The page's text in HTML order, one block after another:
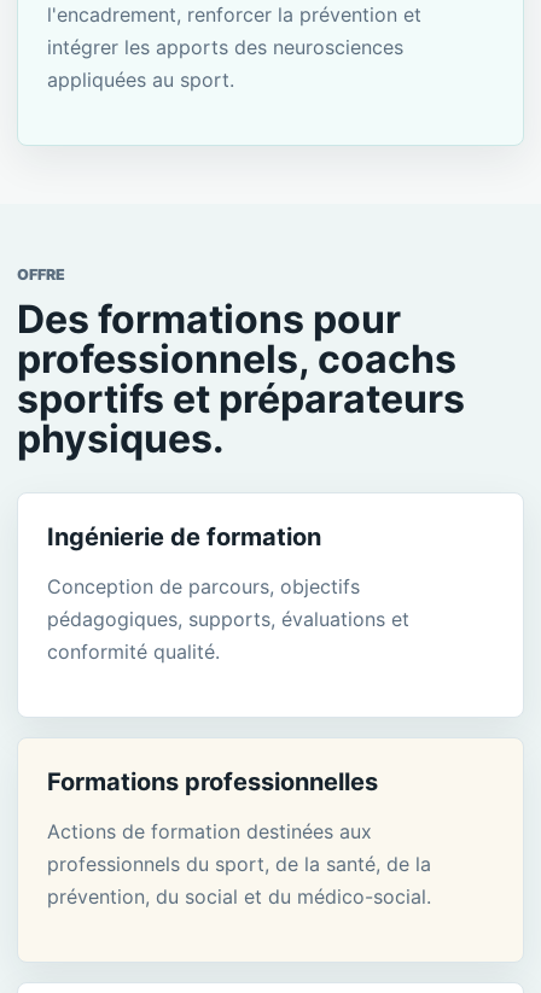
l'encadrement, renforcer la prévention et
intégrer les apports des neurosciences
appliquées au sport.
OFFRE
Des formations pour
professionnels, coachs
sportifs et préparateurs
physiques.
Ingénierie de formation
Conception de parcours, objectifs
pédagogiques, supports, évaluations et
conformité qualité.
Formations professionnelles
Actions de formation destinées aux
professionnels du sport, de la santé, de la
prévention, du social et du médico-social.